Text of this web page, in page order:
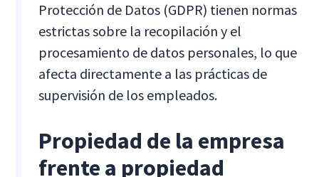
Protección de Datos (GDPR) tienen normas
estrictas sobre la recopilación y el
procesamiento de datos personales, lo que
afecta directamente a las prácticas de
supervisión de los empleados.
Propiedad de la empresa
frente a propiedad